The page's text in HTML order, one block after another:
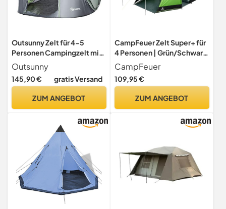
Outsunny Zelt für 4-5
Personen Campingzelt mit
Heringen Kuppelzelt
Polyester B3 Gitter
Glasfaser Dunkelgrün+Grau
Outsunny
145,90 € gratis Versand
ZUM ANGEBOT
CampFeuer Zelt Super+ für
4 Personen | Grün/Schwarz
| XXL Tunnelzelt mit 2
Eingängen und Vordach,
3000 mm Wassersäule |
Bodenplane, Gruppenzelt,
CampFeuer
109,95 €
ZUM ANGEBOT